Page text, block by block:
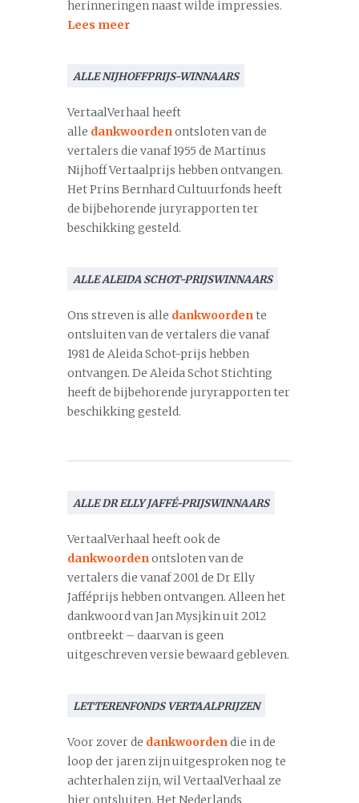
herinneringen naast wilde impressies.
Lees meer
ALLE NIJHOFFPRIJS-WINNAARS
VertaalVerhaal heeft
alle dankwoordenontsloten van de
vertalers die vanaf 1955 de Martinus
Nijhoff Vertaalprijs hebben ontvangen.
Het Prins Bernhard Cultuurfonds heeft
de bijbehorende juryrapporten ter
beschikking gesteld.
ALLE ALEIDA SCHOT-PRIJSWINNAARS
Ons streven is alle dankwoordente
ontsluiten van de vertalers die vanaf
1981 de Aleida Schot-prijs hebben
ontvangen. De Aleida Schot Stichting
heeft de bijbehorende juryrapporten ter
beschikking gesteld.
ALLE DR ELLY JAFFÉ-PRIJSWINNAARS
VertaalVerhaal heeft ook de
dankwoordenontsloten van de
vertalers die vanaf 2001 de Dr Elly
Jafféprijs hebben ontvangen. Alleen het
dankwoord van Jan Mysjkin uit 2012
ontbreekt – daarvan is geen
uitgeschreven versie bewaard gebleven.
LETTERENFONDS VERTAALPRIJZEN
Voor zover de dankwoordendie in de
loop der jaren zijn uitgesproken nog te
achterhalen zijn, wil VertaalVerhaal ze
hier ontsluiten. Het Nederlands